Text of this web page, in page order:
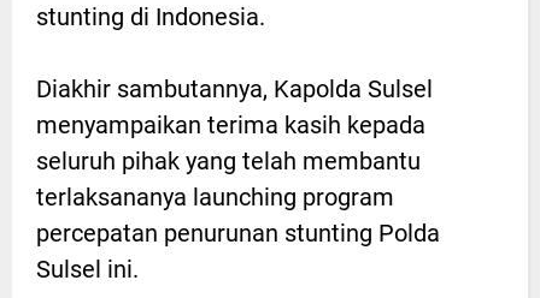
stunting di Indonesia.
Diakhir sambutannya, Kapolda Sulsel
menyampaikan terima kasih kepada
seluruh pihak yang telah membantu
terlaksananya launching program
percepatan penurunan stunting Polda
Sulsel ini.